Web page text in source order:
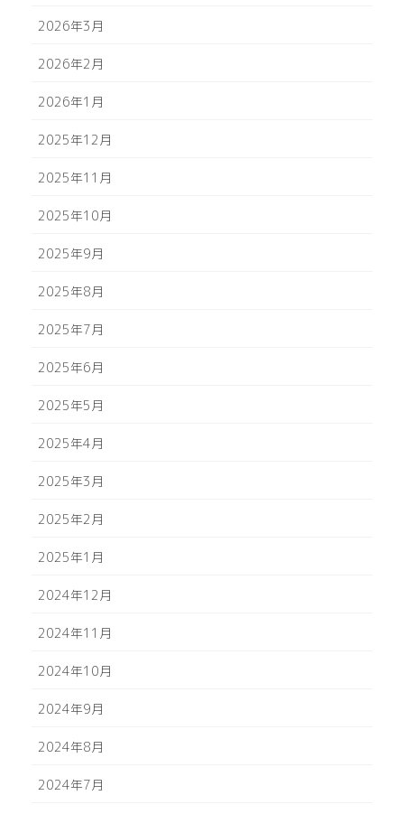
2026年3月
2026年2月
2026年1月
2025年12月
2025年11月
2025年10月
2025年9月
2025年8月
2025年7月
2025年6月
2025年5月
2025年4月
2025年3月
2025年2月
2025年1月
2024年12月
2024年11月
2024年10月
2024年9月
2024年8月
2024年7月